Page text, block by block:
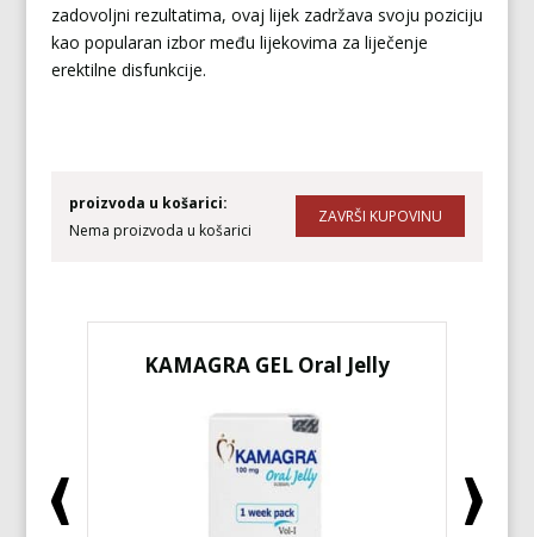
zadovoljni rezultatima, ovaj lijek zadržava svoju poziciju
kao popularan izbor među lijekovima za liječenje
erektilne disfunkcije.
proizvoda u košarici:
Nema proizvoda u košarici
KAMAGRA GEL Oral Jelly